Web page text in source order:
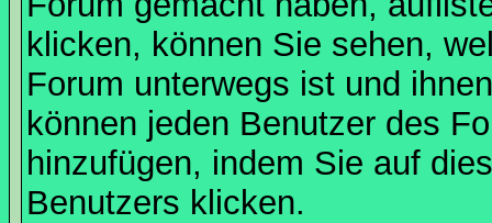
klicken, können Sie sehen,
Forum unterwegs ist und
können jeden Benutzer des
hinzufügen, indem Sie auf
Benutzers klicken.